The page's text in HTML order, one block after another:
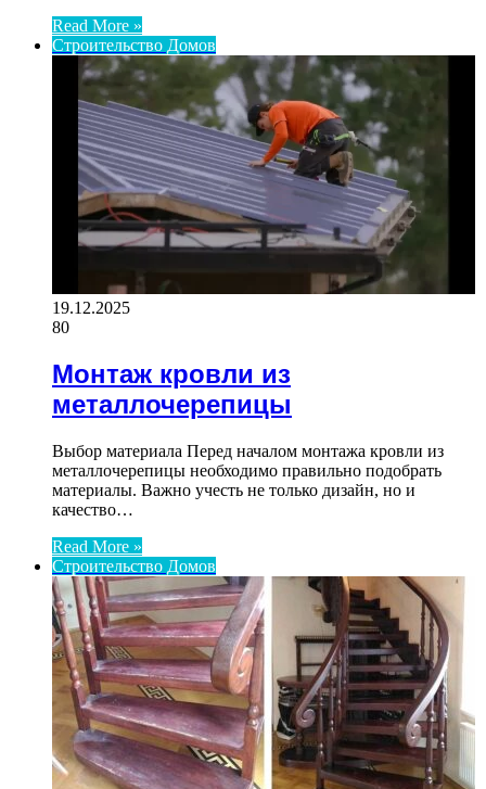
Read More »
Строительство Домов
19.12.2025
80
Монтаж кровли из
металлочерепицы
Выбор материала Перед началом монтажа кровли из
металлочерепицы необходимо правильно подобрать
материалы. Важно учесть не только дизайн, но и
качество…
Read More »
Строительство Домов